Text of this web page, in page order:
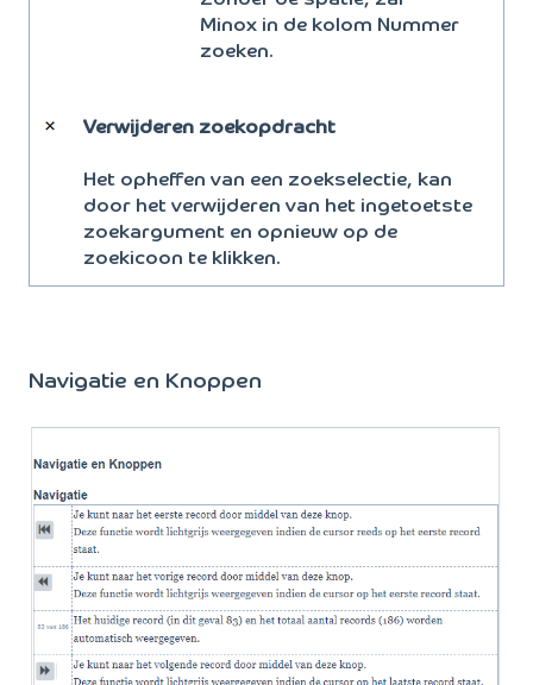
Minox in de kolom Nummer
zoeken.
Verwijderen zoekopdracht
Het opheffen van een zoekselectie, kan
door het verwijderen van het ingetoetste
zoekargument en opnieuw op de
zoekicoon te klikken.
Navigatie en Knoppen